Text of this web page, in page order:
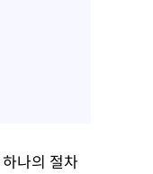
나의 절차